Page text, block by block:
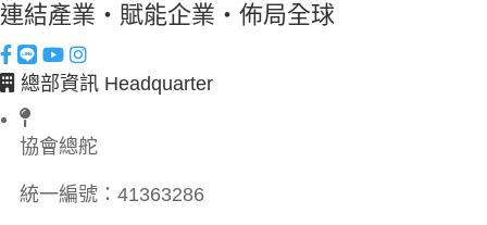
連結產業・賦能企業・佈局全球
總部資訊 Headquarter
協會總舵
統一編號： 41363286